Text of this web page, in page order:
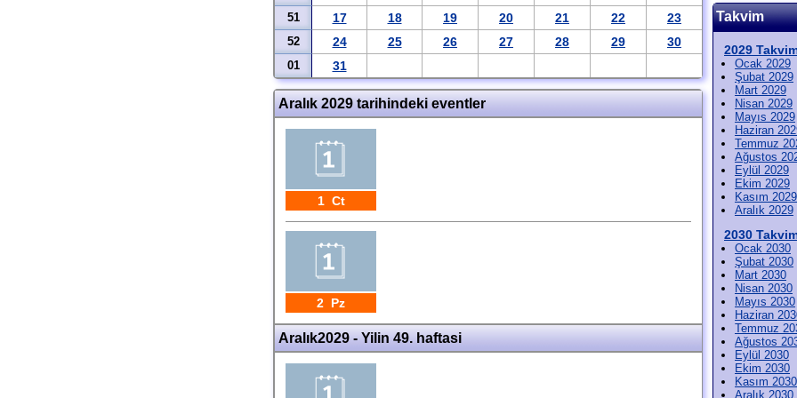
51 17 18 19 20 21 22 23
52 24 25 26 27 28 29 30
01 31
Aralık 2029 tarihindeki eventler
1 Ct
2 Pz
Aralık2029 - Yilin 49. haftasi
Takvim
2029
Ocak 2029
Şubat 2029
Mart 2029
Nisan 2029
Mayıs 2029
Haziran
Temmuz
Ağustos
Eylül 2029
Ekim 2029
Kasım 2029
Aralık 2029
2030
Ocak 2030
Şubat 2030
Mart 2030
Nisan 2030
Mayıs 2030
Haziran
Temmuz
Ağustos
Eylül 2030
Ekim 2030
Kasım 2030
Aralık 2030